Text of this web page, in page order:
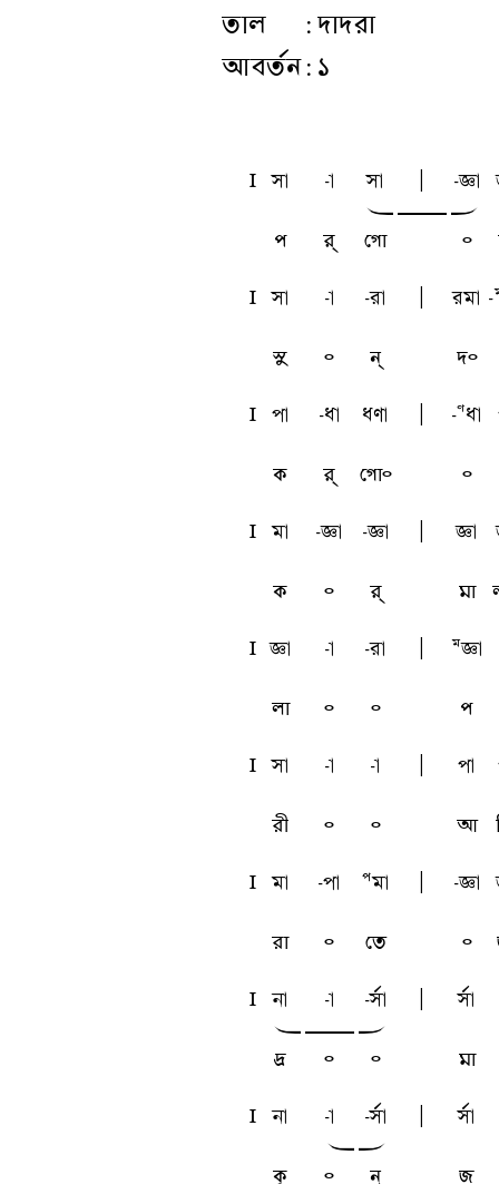
তাল
:দাদরা
আবর্তন : ১
l sa -a sa -ta
w y x
প র্ গো ৹
l sa -a -ra rma -
সু ৹ ন্ দ৹
l pa -qa qua -Uqa
ক র্ গো৹ ৹
l ma -ta -ta ta
ক ৹ র্ মা
l ta -a -ra Mta
লা ৹ ৹ প
l sa -a -a pa
রী ৹ ৹ আ
l ma -pa Pma -ta
রা ৹ তে ৹
l na -a -sfa
sfa
w y x
দ্র ৹ ৹ মা
l na -a -sfa
sfa
w x
কু ৹ ন্ জ